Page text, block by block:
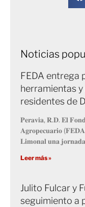
Noticias
FEDA entrega
herramientas
residentes de
𝐏𝐞𝐫𝐚𝐯𝐢𝐚, 𝐑.𝐃. 𝐄𝐥
𝐀𝐠𝐫𝐨𝐩𝐞𝐜𝐮𝐚𝐫𝐢𝐨 (𝐅𝐄𝐃𝐀)
𝐋𝐢𝐦𝐨𝐧𝐚𝐥 𝐮𝐧𝐚
Leer más »
Julito Fulcar y
seguimiento a